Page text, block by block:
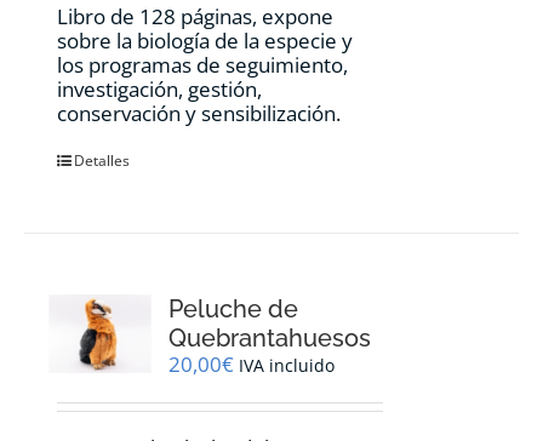
Libro de 128 páginas, expone
sobre la biología de la especie y
los programas de seguimiento,
investigación, gestión,
conservación y sensibilización.
Detalles
Peluche de
Quebrantahuesos
20,00€ IVA incluido